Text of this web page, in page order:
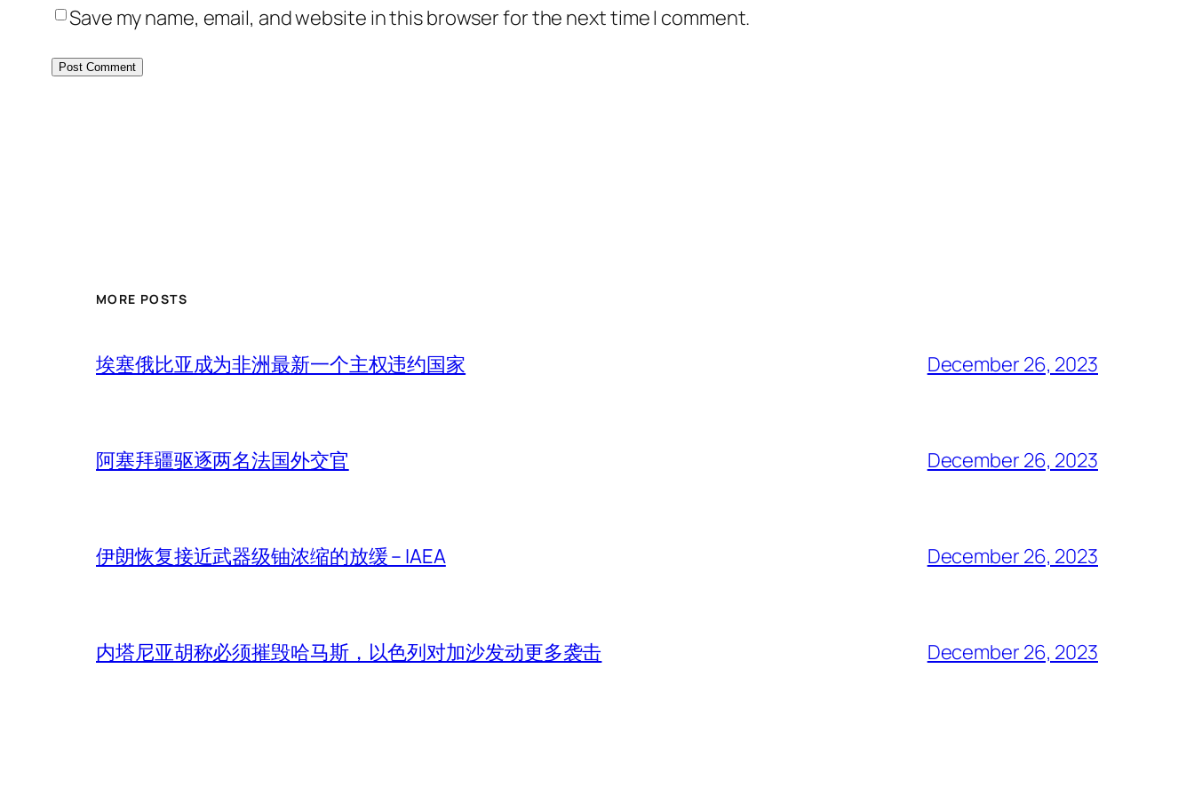
Save my name, email, and website in this browser for the next time I comment.
MORE POSTS
埃塞俄比亚成为非洲最新一个主权违约国家 December 26, 2023
阿塞拜疆驱逐两名法国外交官 December 26, 2023
伊朗恢复接近武器级铀浓缩的放缓 – IAEA December 26, 2023
内塔尼亚胡称必须摧毁哈马斯，以色列对加沙发动更多袭击 December 26, 2023